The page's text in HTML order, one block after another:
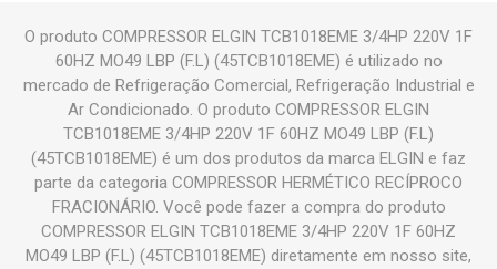
O produto COMPRESSOR ELGIN TCB1018EME 3/4HP 220V 1F
60HZ MO49 LBP (F.L) (45TCB1018EME) é utilizado no
mercado de Refrigeração Comercial, Refrigeração Industrial e
Ar Condicionado. O produto COMPRESSOR ELGIN
TCB1018EME 3/4HP 220V 1F 60HZ MO49 LBP (F.L)
(45TCB1018EME) é um dos produtos da marca ELGIN e faz
parte da categoria COMPRESSOR HERMÉTICO RECÍPROCO
FRACIONÁRIO. Você pode fazer a compra do produto
COMPRESSOR ELGIN TCB1018EME 3/4HP 220V 1F 60HZ
MO49 LBP (F.L) (45TCB1018EME) diretamente em nosso site,